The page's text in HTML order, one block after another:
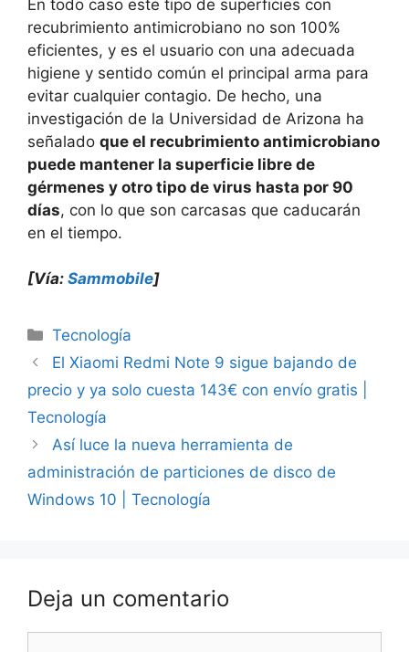
En todo caso este tipo de superficies con
recubrimiento antimicrobiano no son 100%
eficientes, y es el usuario con una adecuada
higiene y sentido común el principal arma para
evitar cualquier contagio. De hecho, una
investigación de la Universidad de Arizona ha
señalado que el recubrimiento antimicrobiano
puede mantener la superficie libre de
gérmenes y otro tipo de virus hasta por 90
días, con lo que son carcasas que caducarán
en el tiempo.
[Vía: Sammobile]
Categorías
Tecnología
El Xiaomi Redmi Note 9 sigue bajando de
precio y ya solo cuesta 143€ con envío gratis |
Tecnología
Así luce la nueva herramienta de
administración de particiones de disco de
Windows 10 | Tecnología
Deja un comentario